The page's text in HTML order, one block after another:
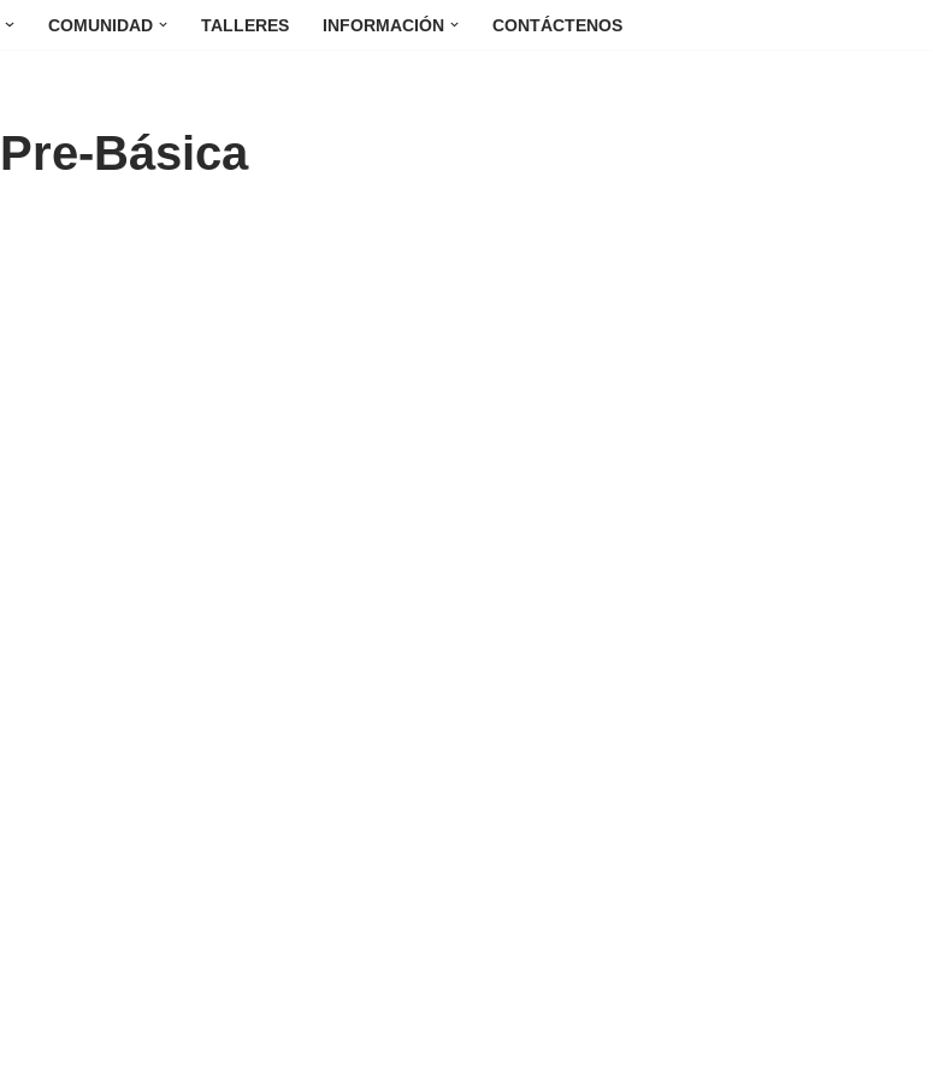
COMUNIDAD TALLERES INFORMACIÓN CONTÁCTENOS
Pre-Básica